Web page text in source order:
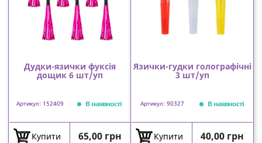
Дудки-язички фуксія
дощик 6 шт/уп
Артикул: 152409 В наявності
Купити Ціна
65,00 грн
Язички-гудки голографічні
3 шт/уп
Артикул: 90327 В наявності
Купити Ціна
40,00 грн